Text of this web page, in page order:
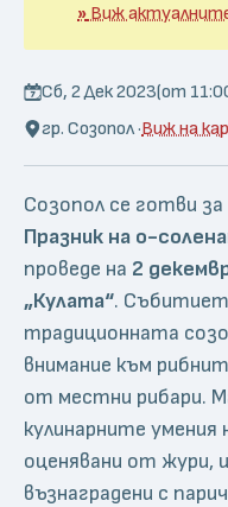
»Виж
Сб, 2 Дек 2023(от
гр. Созопол ·Виж на
Созопол се готви
Празник на о-
проведе на 2
„Кулата“.
традиционната
внимание към
от местни рибари.
кулинарните
оценявани от
възнаградени с